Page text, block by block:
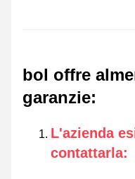
bol offre
garanzie:
L'azienda
contattarla: